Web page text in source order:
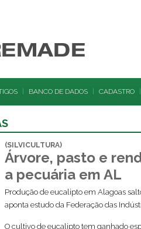
BANCO DE DADOS CADASTRO
(SILVICULTURA)
Árvore, pasto e
a pecuária em AL
Produção de eucalipto em Alagoas
aponta estudo da Federação das
O cultivo de eucalipto tem ganhado